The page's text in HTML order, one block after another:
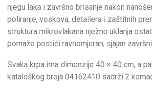
njegu laka i završno brisanje nakon
poliranje, voskova, detailera i zaštitnih
struktura mikrovlakana nježno uklanja
pomaže postići ravnomjeran, sjajan
Svaka krpa ima dimenzije 40 × 40 cm, a
kataloškog broja 04162410 sadrži 2